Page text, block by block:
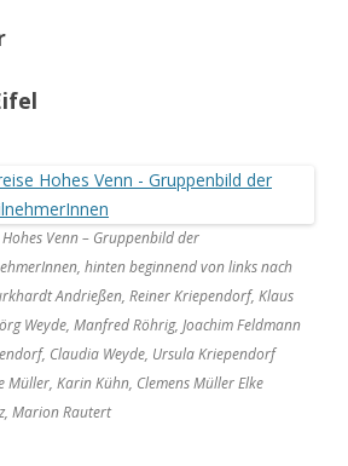
Venn – Gruppenbild der
hinten beginnend von links nach
Andrießen, Reiner Kriependorf, Klaus
Weyde, Manfred Röhrig, Joachim Feldmann
Claudia Weyde, Ursula Kriependorf
Müller, Karin Kühn, Clemens Müller Elke
Marion Rautert